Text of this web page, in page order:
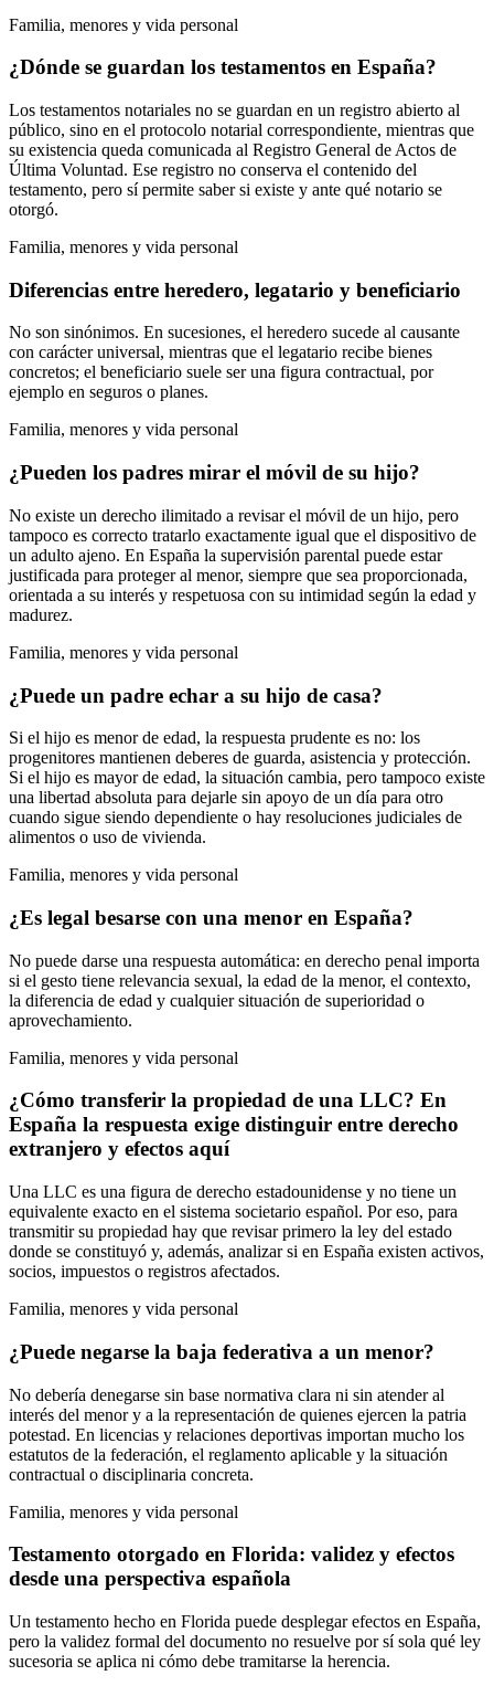
Familia, menores y vida personal
¿Dónde se guardan los testamentos en España?
Los testamentos notariales no se guardan en un registro abierto al
público, sino en el protocolo notarial correspondiente, mientras que
su existencia queda comunicada al Registro General de Actos de
Última Voluntad. Ese registro no conserva el contenido del
testamento, pero sí permite saber si existe y ante qué notario se
otorgó.
Familia, menores y vida personal
Diferencias entre heredero, legatario y beneficiario
No son sinónimos. En sucesiones, el heredero sucede al causante
con carácter universal, mientras que el legatario recibe bienes
concretos; el beneficiario suele ser una figura contractual, por
ejemplo en seguros o planes.
Familia, menores y vida personal
¿Pueden los padres mirar el móvil de su hijo?
No existe un derecho ilimitado a revisar el móvil de un hijo, pero
tampoco es correcto tratarlo exactamente igual que el dispositivo de
un adulto ajeno. En España la supervisión parental puede estar
justificada para proteger al menor, siempre que sea proporcionada,
orientada a su interés y respetuosa con su intimidad según la edad y
madurez.
Familia, menores y vida personal
¿Puede un padre echar a su hijo de casa?
Si el hijo es menor de edad, la respuesta prudente es no: los
progenitores mantienen deberes de guarda, asistencia y protección.
Si el hijo es mayor de edad, la situación cambia, pero tampoco existe
una libertad absoluta para dejarle sin apoyo de un día para otro
cuando sigue siendo dependiente o hay resoluciones judiciales de
alimentos o uso de vivienda.
Familia, menores y vida personal
¿Es legal besarse con una menor en España?
No puede darse una respuesta automática: en derecho penal importa
si el gesto tiene relevancia sexual, la edad de la menor, el contexto,
la diferencia de edad y cualquier situación de superioridad o
aprovechamiento.
Familia, menores y vida personal
¿Cómo transferir la propiedad de una LLC? En
España la respuesta exige distinguir entre derecho
extranjero y efectos aquí
Una LLC es una figura de derecho estadounidense y no tiene un
equivalente exacto en el sistema societario español. Por eso, para
transmitir su propiedad hay que revisar primero la ley del estado
donde se constituyó y, además, analizar si en España existen activos,
socios, impuestos o registros afectados.
Familia, menores y vida personal
¿Puede negarse la baja federativa a un menor?
No debería denegarse sin base normativa clara ni sin atender al
interés del menor y a la representación de quienes ejercen la patria
potestad. En licencias y relaciones deportivas importan mucho los
estatutos de la federación, el reglamento aplicable y la situación
contractual o disciplinaria concreta.
Familia, menores y vida personal
Testamento otorgado en Florida: validez y efectos
desde una perspectiva española
Un testamento hecho en Florida puede desplegar efectos en España,
pero la validez formal del documento no resuelve por sí sola qué ley
sucesoria se aplica ni cómo debe tramitarse la herencia.